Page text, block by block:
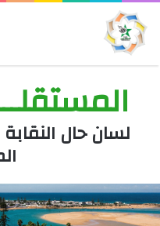
لسان حال